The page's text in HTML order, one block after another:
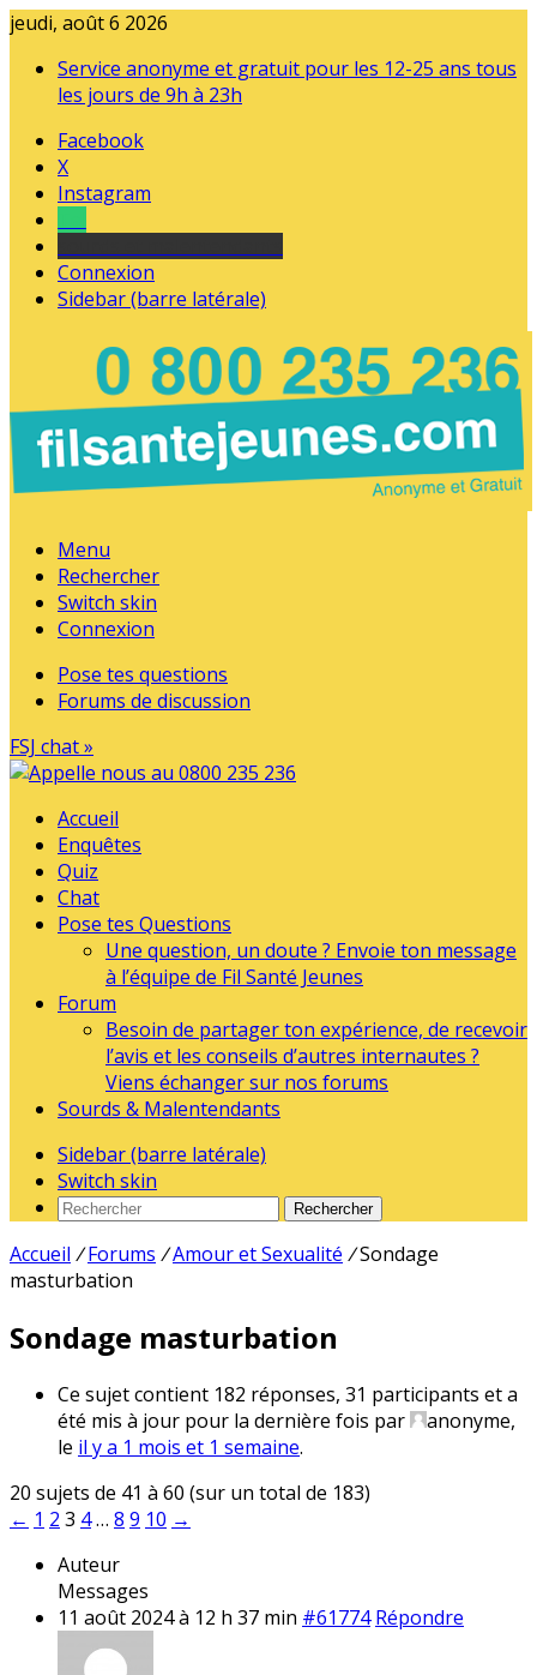
jeudi, août 6 2026
Service anonyme et gratuit pour les 12-25 ans tous
les jours de 9h à 23h
Facebook
X
Instagram
Connexion
Sidebar (barre latérale)
Menu
Rechercher
Switch skin
Connexion
Pose tes questions
Forums de discussion
FSJ chat »
Accueil
Enquêtes
Quiz
Chat
Pose tes Questions
Une question, un doute ? Envoie ton message
à l’équipe de Fil Santé Jeunes
Forum
Besoin de partager ton expérience, de recevoir
l’avis et les conseils d’autres internautes ?
Viens échanger sur nos forums
Sourds & Malentendants
Sidebar (barre latérale)
Switch skin
Rechercher
Accueil / Forums /Amour et Sexualité /Sondage
masturbation
Sondage masturbation
Ce sujet contient 182 réponses, 31 participants et a
été mis à jour pour la dernière fois par
anonyme,
le il y a 1 mois et 1 semaine.
20 sujets de 41 à 60 (sur un total de 183)
← 1 2 3 4… 8 9 10 →
Auteur
Messages
11 août 2024 à 12 h 37 min #61774 Répondre